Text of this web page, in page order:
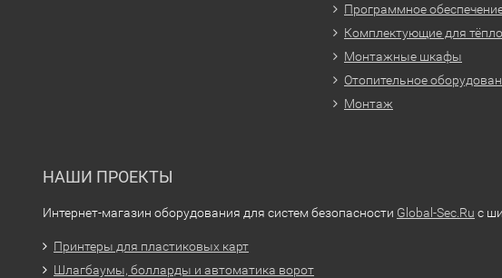
Программное
Комплектующие для
Монтажные шкафы
Отопительное
Монтаж
НАШИ ПРОЕКТЫ
Интернет-магазин оборудования для систем безопасности Global-Sec.Ru с
Принтеры для пластиковых карт
Шлагбаумы, болларды и автоматика ворот